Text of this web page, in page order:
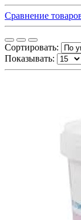
Сравнение
Сортировать:
Показывать: